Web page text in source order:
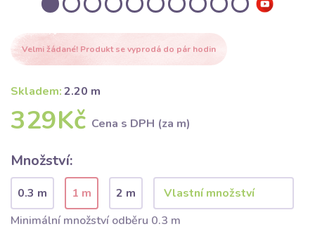
Velmi žádané! Produkt se vyprodá do pár hodin
Skladem:2.20 m
329Kč Cena s DPH (za m)
Množství:
0.3 m 1 m
2 m
Minimální množství odběru 0.3 m